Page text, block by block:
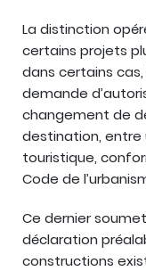
La distinction
certains projets
dans certains cas,
demande
changement de
destination,
touristique,
Code de
Ce dernier
déclaration
constructions